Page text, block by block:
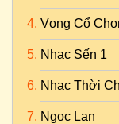
Vọng Cổ
Nhạc Sến 1
Nhạc Thời
Ngọc Lan